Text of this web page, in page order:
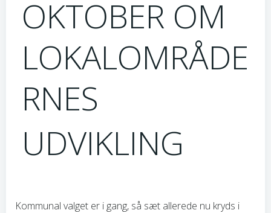
OKTOBER OM
LOKALOMRÅDE
RNES
UDVIKLING
Kommunal valget er i gang, så sæt allerede nu kryds i